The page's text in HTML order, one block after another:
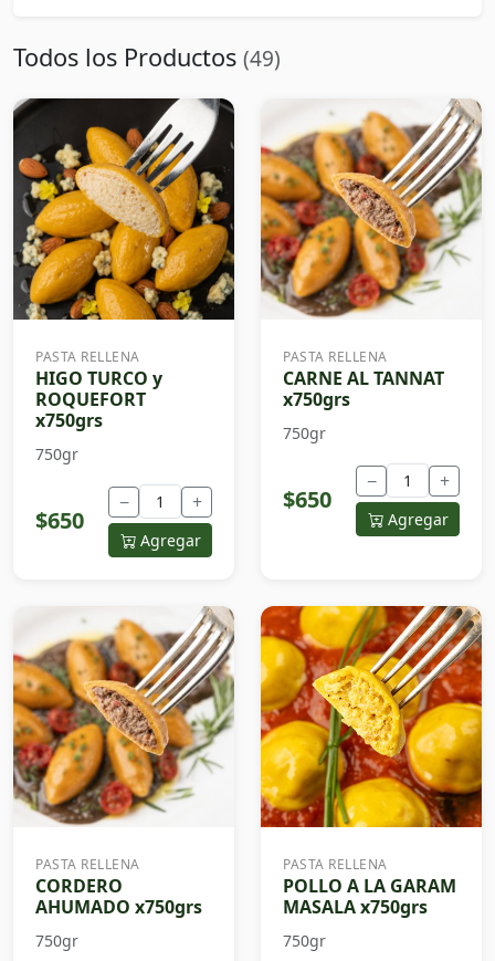
Todos los Productos (49)
PASTA RELLENA
HIGO TURCO y
ROQUEFORT
x750grs
750gr
$650
− +
Agregar
PASTA RELLENA
CARNE AL TANNAT
x750grs
750gr
$650
− +
Agregar
PASTA RELLENA
CORDERO
AHUMADO x750grs
750gr
PASTA RELLENA
POLLO A LA GARAM
MASALA x750grs
750gr